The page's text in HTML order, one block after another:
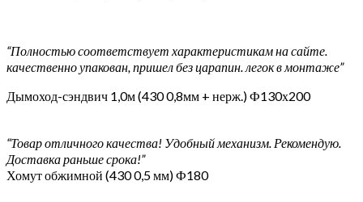
“Полностью соответствует характеристикам на сайте.
качественно упакован, пришел без царапин. легок в монтаже”
Дымоход-сэндвич 1,0м (430 0,8мм + нерж.) Ф130х200
“Товар отличного качества! Удобный механизм. Рекомендую.
Доставка раньше срока!”
Хомут обжимной (430 0,5 мм) Ф180